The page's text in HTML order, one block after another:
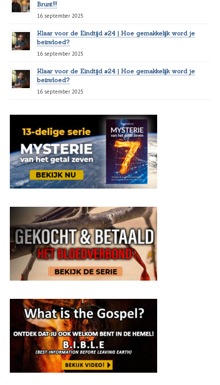
Brunt!!!
16 september 2025
Klaar voor de Eindtijd #24 | Hoe gemakkelijk word je
beïnvloed?
16 september 2025
Klaar voor de Eindtijd #24 | Hoe gemakkelijk word je
beïnvloed?
16 september 2025